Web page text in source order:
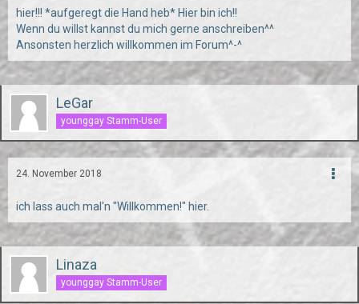
hier!!! *aufgeregt die Hand heb* Hier bin ich!!
Wenn du willst kannst du mich gerne anschreiben^^
Ansonsten herzlich willkommen im Forum^-^
LeGar
younggay Stamm-User
24. November 2018
ich lass auch mal'n "Willkommen!" hier.
Linaza
younggay Stamm-User